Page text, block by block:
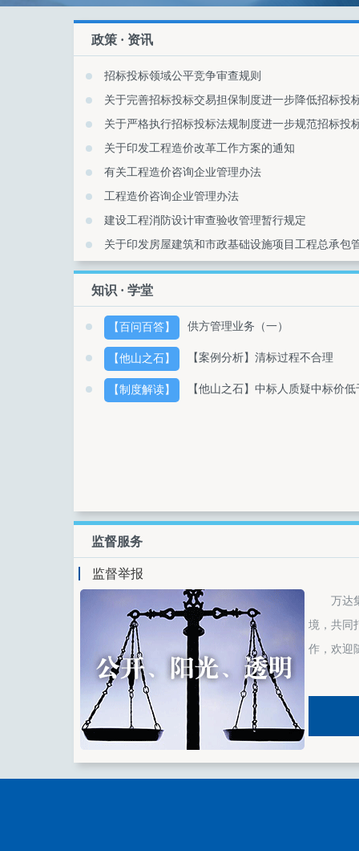
政策 · 资讯
招标投标领域公平竞争审查规则
关于印发工程造价改革工作方案的通知
有关工程造价咨询企业管理办法
工程造价咨询企业管理办法
建设工程消防设计审查验收管理暂行规定
关于印发房屋建筑和市政基础设施项目工程总承包
知识 · 学堂
【百问百答】 供方管理业务（一）
【他山之石】 【案例分析】清标过程不合理
【制度解读】 【他山之石】中标人质疑中标价
监督服务
监督举报
万达
境，共同
作，欢迎